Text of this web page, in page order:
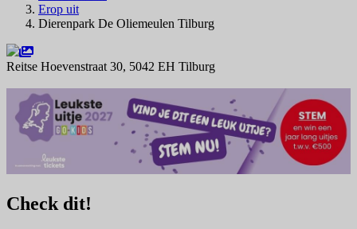
Erop uit
Dierenpark De Oliemeulen Tilburg
Reitse Hoevenstraat 30, 5042 EH Tilburg
Check dit!